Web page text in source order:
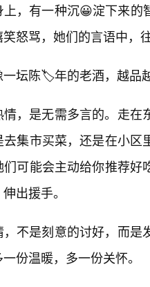
上，有一种沉😀淀下来
怒骂，她们的言语中，
一坛陈🏷️年的老酒，越品
，是无需多言的。走在
去集市买菜，还是在小
们可能会主动给你推荐
出援手。
不是刻意的讨好，而是
份温暖，多一份关怀。